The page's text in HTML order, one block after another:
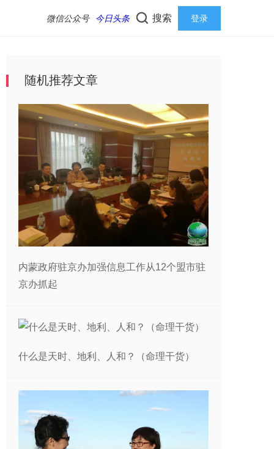
微信公众号 今日头条 搜索 登录
随机推荐文章
内蒙政府驻京办加强信息工作从12个盟市驻
京办抓起
什么是天时、地利、人和？（命理干货）